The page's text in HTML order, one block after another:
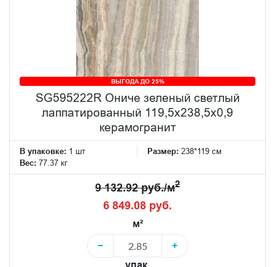
ВЫГОДА ДО 25%
SG595222R Ониче зеленый светлый
лаппатированный 119,5x238,5x0,9
керамогранит
В упаковке: 1 шт Размер: 238*119 см
Вес: 77.37 кг
9 132.92 руб./м2
6 849.08 руб.
м²
−
+